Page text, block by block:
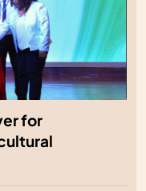
for